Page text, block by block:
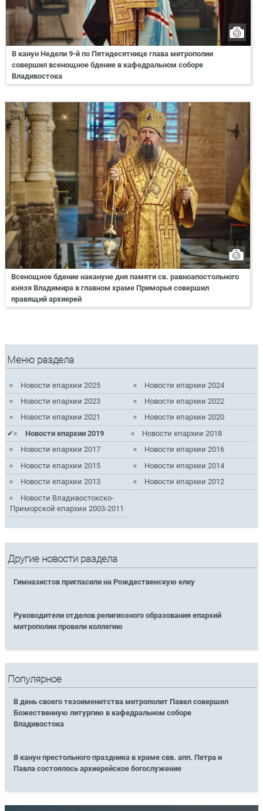
В канун Недели 9-й по Пятидесятнице глава митрополии
совершил всенощное бдение в кафедральном соборе
Владивостока
Всенощное бдение накануне дня памяти св. равноапостольного
князя Владимира в главном храме Приморья совершил
правящий архиерей
Меню раздела
Новости епархии 2025
Новости епархии 2024
Новости епархии 2023
Новости епархии 2022
Новости епархии 2021
Новости епархии 2020
Новости епархии 2019
Новости епархии 2018
Новости епархии 2017
Новости епархии 2016
Новости епархии 2015
Новости епархии 2014
Новости епархии 2013
Новости епархии 2012
Новости Владивостокско-
Приморской епархии 2003-2011
Другие новости раздела
Гимназистов пригласили на Рождественскую елку
Руководители отделов религиозного образования епархий
митрополии провели коллегию
Популярное
В день своего тезоименитства митрополит Павел совершил
Божественную литургию в кафедральном соборе
Владивостока
В канун престольного праздника в храме свв. апп. Петра и
Павла состоялось архиерейское богослужение